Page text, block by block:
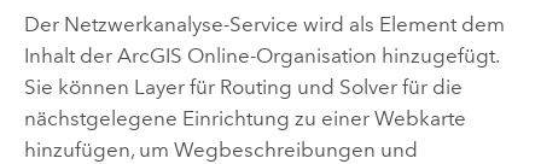
Der Netzwerkanalyse-Service wird als Element dem
Inhalt der ArcGIS Online-Organisation hinzugefügt.
Sie können Layer für Routing und Solver für die
nächstgelegene Einrichtung zu einer Webkarte
hinzufügen, um Wegbeschreibungen und